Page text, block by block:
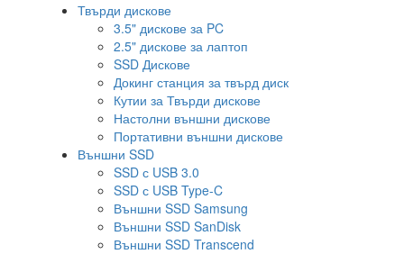
Твърди дискове
3.5" дискове за PC
2.5" дискове за лаптоп
SSD Дискове
Докинг станция за твърд диск
Кутии за Твърди дискове
Настолни външни дискове
Портативни външни дискове
Външни SSD
SSD с USB 3.0
SSD с USB Type-C
Външни SSD Samsung
Външни SSD SanDisk
Външни SSD Transcend